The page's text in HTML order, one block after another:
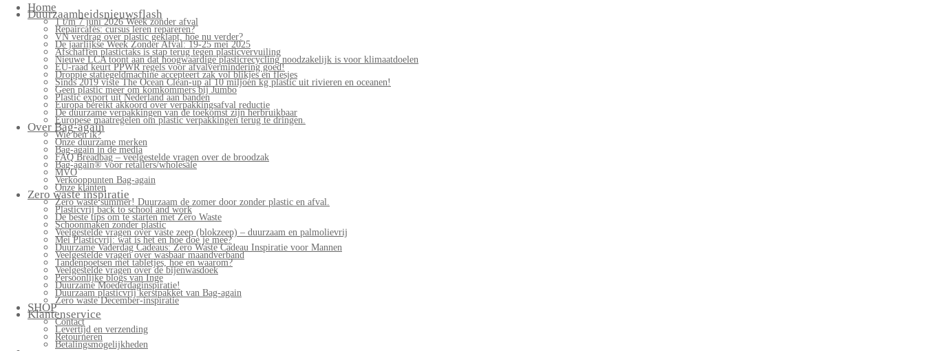
Home
Duurzaamheidsnieuwsflash
1 t/m 7 juni 2026 Week zonder afval
Repaircafés: cursus leren repareren?
VN verdrag over plastic geklapt, hoe nu verder?
De jaarlijkse Week Zonder Afval: 19-25 mei 2025
Afschaffen plastictaks is stap terug tegen plasticvervuiling
Nieuwe LCA toont aan dat hoogwaardige plasticrecycling noodzakelijk is voor klimaatdoelen
EU-raad keurt PPWR regels voor afvalvermindering goed!
Droppie statiegeldmachine accepteert zak vol blikjes en flesjes
Sinds 2019 viste The Ocean Clean-up al 10 miljoen kg plastic uit rivieren en oceanen!
Geen plastic meer om komkommers bij Jumbo
Plastic export uit Nederland aan banden
Europa bereikt akkoord over verpakkingsafval reductie
De duurzame verpakkingen van de toekomst zijn herbruikbaar
Europese maatregelen om plastic verpakkingen terug te dringen.
Over Bag-again
Wie ben ik?
Onze duurzame merken
Bag-again in de media
FAQ Breadbag – veelgestelde vragen over de broodzak
Bag-again® voor retailers/wholesale
MVO
Verkooppunten Bag-again
Onze klanten
Zero waste inspiratie
Zero waste summer! Duurzaam de zomer door zonder plastic en afval.
Plasticvrij back to school and work
De beste tips om te starten met Zero Waste
Schoonmaken zonder plastic
Veelgestelde vragen over vaste zeep (blokzeep) – duurzaam en palmolievrij
Mei Plasticvrij: wat is het en hoe doe je mee?
Duurzame Vaderdag Cadeaus: Zero Waste Cadeau Inspiratie voor Mannen
Veelgestelde vragen over wasbaar maandverband
Tandenpoetsen met tabletjes, hoe en waarom?
Veelgestelde vragen over de bijenwasdoek
Persoonlijke blogs van Inge
Duurzame Moederdaginspiratie!
Duurzaam plasticvrij kerstpakket van Bag-again
Zero waste December-inspiratie
SHOP
Klantenservice
Contact
Levertijd en verzending
Retourneren
Betalingsmogelijkheden